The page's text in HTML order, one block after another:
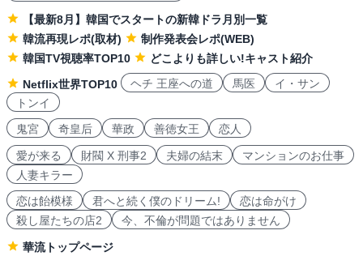
【最新8月】韓国でスタートの新韓ドラ月別一覧
韓流再現レポ(取材)
制作発表会レポ(WEB)
韓国TV視聴率TOP10
どこよりも詳しい!キャスト紹介
Netflix世界TOP10
ヘチ 王座への道 馬医
イ・サン
トンイ
鬼宮
奇皇后 華政 善徳女王 恋人
愛が来る 財閥 X 刑事2 夫婦の結末
マンションのお仕事
人妻キラー
恋は飴模様
君へと続く僕のドリーム!
恋は命がけ
殺し屋たちの店2
今、不倫が問題ではありません
華流トップページ